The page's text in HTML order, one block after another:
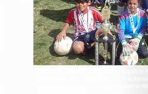
Chivas al derrotar a Aranditas 3-2.
coach Eduardo